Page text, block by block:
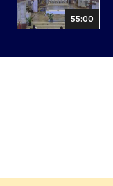
55:00